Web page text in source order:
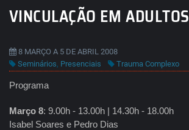
VINCULAÇÃO EM ADULTOS
8 MARÇO A 5 DE ABRIL 2008
Seminários, Presenciais Trauma Complexo
Programa
Março 8: 9.00h - 13.00h | 14.30h - 18.00h
Isabel Soares e Pedro Dias